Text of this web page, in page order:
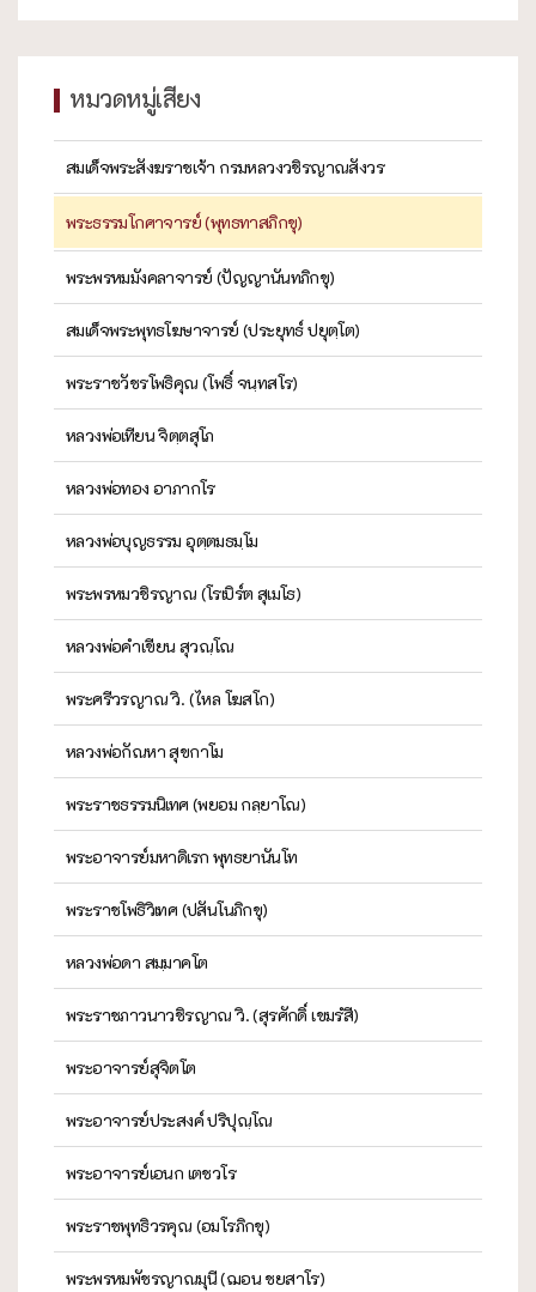
หมวดหมู่เสียง
สมเด็จพระสังฆราชเจ้า กรมหลวงวชิรญาณสังวร
พระธรรมโกศาจารย์ (พุทธทาสภิกขุ)
พระพรหมมังคลาจารย์ (ปัญญานันทภิกขุ)
สมเด็จพระพุทธโฆษาจารย์ (ประยุทธ์ ปยุตฺโต)
พระราชวัชรโพธิคุณ (โพธิ์ จนฺทสโร)
หลวงพ่อเทียน จิตฺตสุโภ
หลวงพ่อทอง อาภากโร
หลวงพ่อบุญธรรม อุตฺตมธมฺโม
พระพรหมวชิรญาณ (โรเบิร์ต สุเมโธ)
หลวงพ่อคำเขียน สุวณฺโณ
พระศรีวรญาณ วิ. (ไหล โฆสโก)
หลวงพ่อกัณหา สุขกาโม
พระราชธรรมนิเทศ (พยอม กลฺยาโณ)
พระอาจารย์มหาดิเรก พุทธยานันโท
พระราชโพธิวิเทศ (ปสันโนภิกขุ)
หลวงพ่อดา สมฺมาคโต
พระราชภาวนาวชิรญาณ วิ. (สุรศักดิ์ เขมรํสี)
พระอาจารย์สุจิตโต
พระอาจารย์ประสงค์ ปริปุณฺโณ
พระอาจารย์เอนก เตชวโร
พระราชพุทธิวรคุณ (อมโรภิกขุ)
พระพรหมพัชรญาณมุนี (ฌอน ชยสาโร)